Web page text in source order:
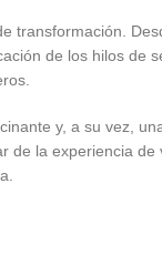
transformación.
de los hilos
y, a su vez,
la experiencia